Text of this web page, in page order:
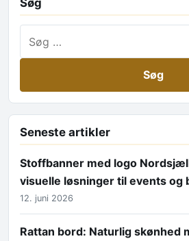
Søg
Seneste artikler
Stoffbanner med logo
visuelle løsninger til events og
12. juni 2026
Rattan bord: Naturlig skønhed